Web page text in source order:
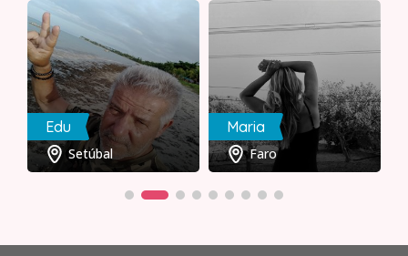
Edu
Setúbal
Maria
Faro